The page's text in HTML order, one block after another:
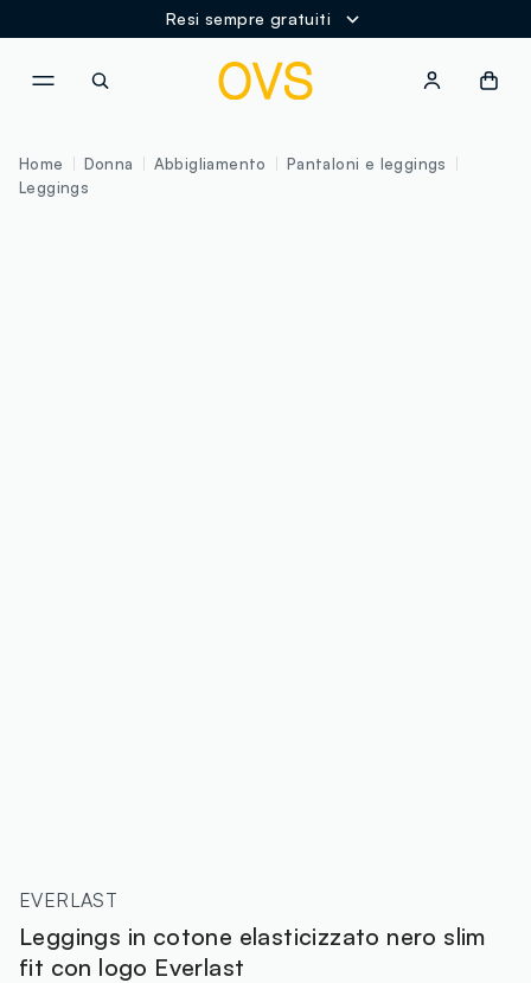
Resi sempre gratuiti
Home Donna Abbigliamento
Pantaloni e leggings
Leggings
EVERLAST
Leggings in cotone elasticizzato nero slim
fit con logo Everlast